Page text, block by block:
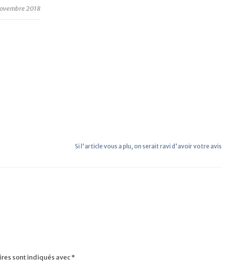
2018
Si l'article vous a plu, on serait ravi d'avoir votre avis
sont indiqués avec*